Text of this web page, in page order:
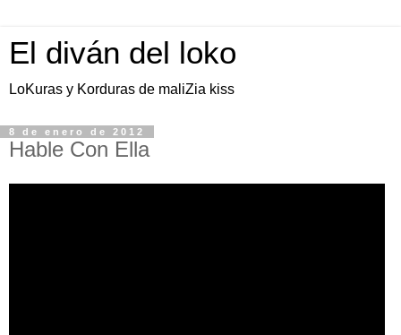
El diván del loko
LoKuras y Korduras de maliZia kiss
8 de enero de 2012
Hable Con Ella